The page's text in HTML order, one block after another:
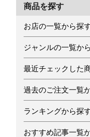
商品を探す
お店の一覧から探
ジャンルの一覧か
最近チェックした
過去のご注文一覧
ランキングから探
おすすめ記事一覧